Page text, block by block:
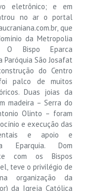
eletrônico; e em
no ar o portal
que
da Metropolia
O Bispo Eparca
Paróquia São Josafat
do Centro
palco de muitos
Duas joias da
madeira – Serra do
Olinto – foram
e execução das
e apoio e
Eparquia. Dom
com os Bispos
teve o privilégio de
organização da
da Igreja Católica